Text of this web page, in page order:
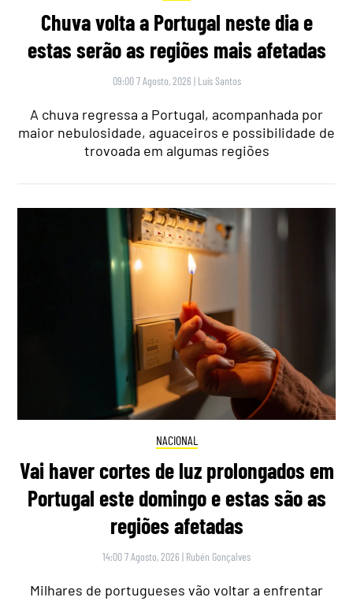
Chuva volta a Portugal neste dia e
estas serão as regiões mais afetadas
09:00 7 Agosto, 2026 | Luís Santos
A chuva regressa a Portugal, acompanhada por
maior nebulosidade, aguaceiros e possibilidade de
trovoada em algumas regiões
NACIONAL
Vai haver cortes de luz prolongados em
Portugal este domingo e estas são as
regiões afetadas
14:00 7 Agosto, 2026 | Rubén Gonçalves
Milhares de portugueses vão voltar a enfrentar